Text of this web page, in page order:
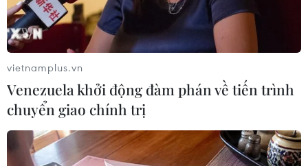
TIN LIÊN QUAN
vietnamplus.vn
Venezuela khởi động đàm phán về tiến trình
chuyển giao chính trị